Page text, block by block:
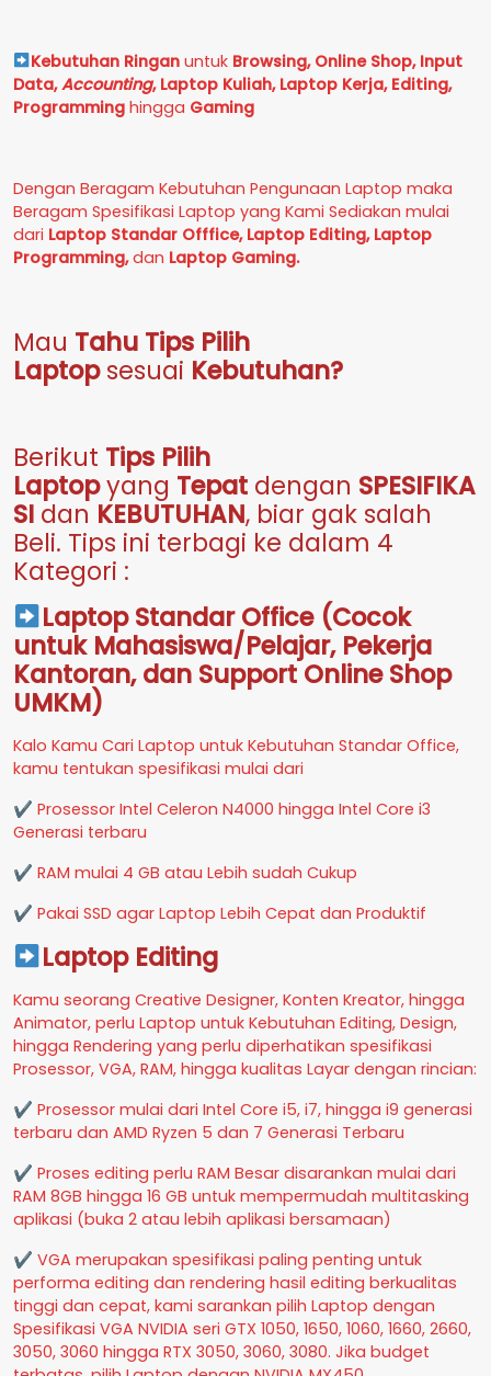
Kebutuhan Ringanuntuk Browsing, Online Shop, Input
Data,Accounting, Laptop Kuliah, Laptop Kerja, Editing,
Programming hingga Gaming
Dengan Beragam Kebutuhan Pengunaan Laptop maka
Beragam Spesifikasi Laptop yang Kami Sediakan mulai
dari Laptop Standar Offfice, Laptop Editing, Laptop
Programming,dan Laptop Gaming.
Mau Tahu Tips Pilih
Laptopsesuai Kebutuhan?
Berikut Tips Pilih
Laptopyang Tepat dengan SPESIFIKA
SI dan KEBUTUHAN, biar gak salah
Beli. Tips ini terbagi ke dalam 4
Kategori :
Laptop Standar Office (Cocok
untuk Mahasiswa/Pelajar, Pekerja
Kantoran, dan Support Online Shop
UMKM)
Kalo Kamu Cari Laptop untuk Kebutuhan Standar Office,
kamu tentukan spesifikasi mulai dari
✔ Prosessor Intel Celeron N4000 hingga Intel Core i3
Generasi terbaru
✔ RAM mulai 4 GB atau Lebih sudah Cukup
✔ Pakai SSD agar Laptop Lebih Cepat dan Produktif
Laptop Editing
Kamu seorang Creative Designer, Konten Kreator, hingga
Animator, perlu Laptop untuk Kebutuhan Editing, Design,
hingga Rendering yang perlu diperhatikan spesifikasi
Prosessor, VGA, RAM, hingga kualitas Layar dengan rincian:
✔ Prosessor mulai dari Intel Core i5, i7, hingga i9 generasi
terbaru dan AMD Ryzen 5 dan 7 Generasi Terbaru
✔ Proses editing perlu RAM Besar disarankan mulai dari
RAM 8GB hingga 16 GB untuk mempermudah multitasking
aplikasi (buka 2 atau lebih aplikasi bersamaan)
✔ VGA merupakan spesifikasi paling penting untuk
performa editing dan rendering hasil editing berkualitas
tinggi dan cepat, kami sarankan pilih Laptop dengan
Spesifikasi VGA NVIDIA seri GTX 1050, 1650, 1060, 1660, 2660,
3050, 3060 hingga RTX 3050, 3060, 3080. Jika budget